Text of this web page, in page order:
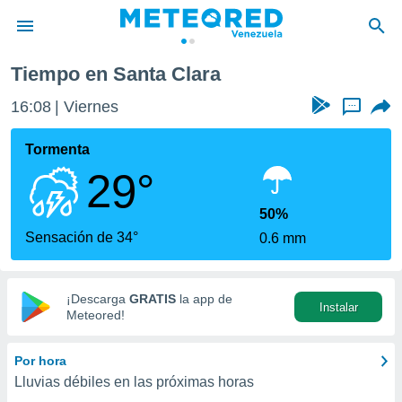
de
ha
para
que se
calidad.
a este
las
y
digital
basada
Tiempo en Santa Clara
16:08 Viernes ...
Tormenta
29°
Sensación de 34°
50%
0.6 mm
¡Descarga GRATIS la app de
Meteored!
Instalar
Por hora
Lluvias débiles en las próximas horas